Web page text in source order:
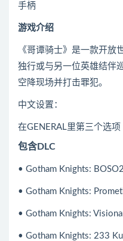
手柄
游戏介绍
《哥谭骑士》是一款开放
独行或与另一位英雄结伴
空降现场并打击罪犯。
中文设置：
在GENERAL里第三个选
包含DLC
• Gotham Knights:
• Gotham Knights:
• Gotham Knights:
• Gotham Knights: 233